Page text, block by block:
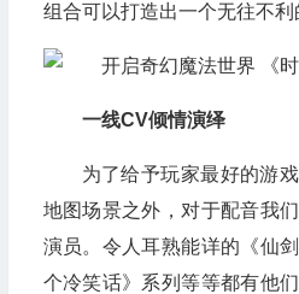
组合可以打造出一个无往不利
一线CV倾情演绎
为了给予玩家最好的游
地图场景之外，对于配音我
演员。令人耳熟能详的《仙
个冷笑话》系列等等都有他